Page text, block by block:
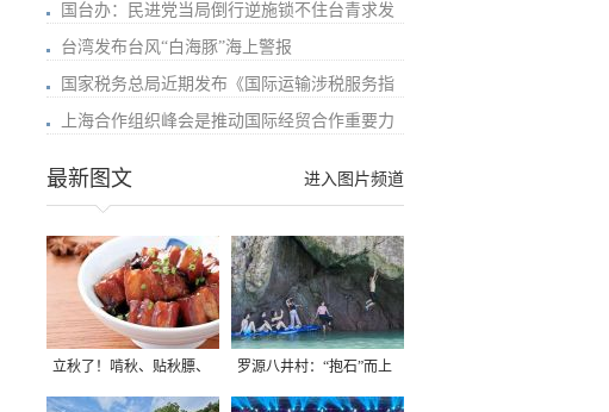
国台办：民进党当局倒行逆施锁不住台青求发
台湾发布台风“白海豚”海上警报
国家税务总局近期发布《国际运输涉税服务指
上海合作组织峰会是推动国际经贸合作重要力
进入图片频道
最新图文
立秋了！啃秋、贴秋膘、
晒秋，福建人这样过才够
罗源八井村：“抱石”而上